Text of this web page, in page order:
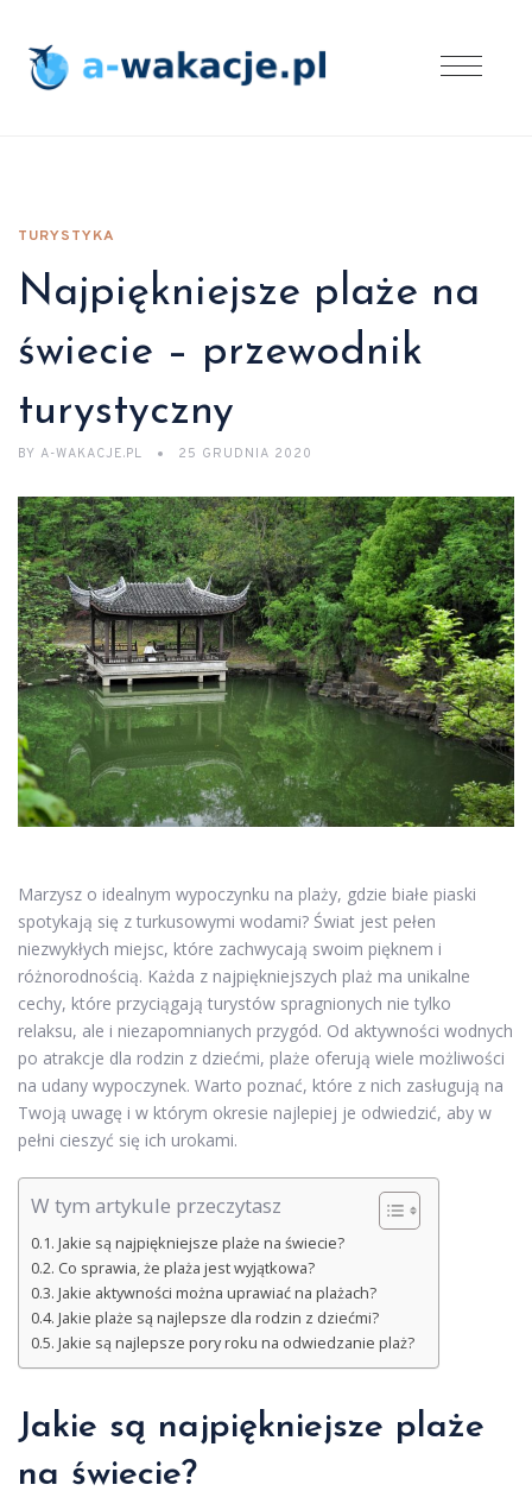
TURYSTYKA
Najpiękniejsze plaże na
świecie – przewodnik
turystyczny
BY A-WAKACJE.PL 25 GRUDNIA 2020
Marzysz o idealnym wypoczynku na plaży, gdzie białe piaski
spotykają się z turkusowymi wodami? Świat jest pełen
niezwykłych miejsc, które zachwycają swoim pięknem i
różnorodnością. Każda z najpiękniejszych plaż ma unikalne
cechy, które przyciągają turystów spragnionych nie tylko
relaksu, ale i niezapomnianych przygód. Od aktywności wodnych
po atrakcje dla rodzin z dziećmi, plaże oferują wiele możliwości
na udany wypoczynek. Warto poznać, które z nich zasługują na
Twoją uwagę i w którym okresie najlepiej je odwiedzić, aby w
pełni cieszyć się ich urokami.
W tym artykule przeczytasz
Jakie są najpiękniejsze plaże na świecie?
Co sprawia, że plaża jest wyjątkowa?
Jakie aktywności można uprawiać na plażach?
Jakie plaże są najlepsze dla rodzin z dziećmi?
Jakie są najlepsze pory roku na odwiedzanie plaż?
Jakie są najpiękniejsze plaże
na świecie?